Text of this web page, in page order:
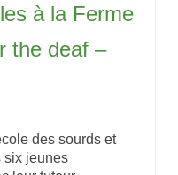
à la Ferme
the deaf –
des sourds et
six jeunes